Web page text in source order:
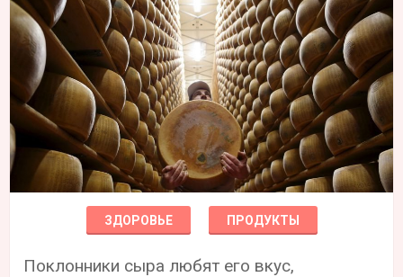
ЗДОРОВЬЕ ПРОДУКТЫ
Поклонники сыра любят его вкус,